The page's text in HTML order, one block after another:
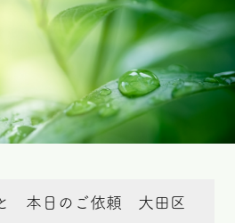
本日のご依頼 大田区